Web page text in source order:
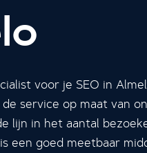
voor je SEO in
service op maat van
lijn in het aantal
een goed meetbaar